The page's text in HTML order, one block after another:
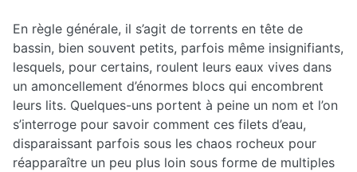
En règle générale, il s’agit de torrents en tête de
bassin, bien souvent petits, parfois même insignifiants,
lesquels, pour certains, roulent leurs eaux vives dans
un amoncellement d’énormes blocs qui encombrent
leurs lits. Quelques-uns portent à peine un nom et l’on
s’interroge pour savoir comment ces filets d’eau,
disparaissant parfois sous les chaos rocheux pour
réapparaître un peu plus loin sous forme de multiples